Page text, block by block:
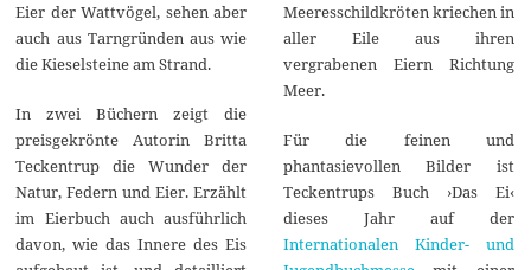
Eier der Wattvögel, sehen aber
auch aus Tarngründen aus wie
die Kieselsteine am Strand.
In zwei Büchern zeigt die
preisgekrönte Autorin Britta
Teckentrup die Wunder der
Natur, Federn und Eier. Erzählt
im Eierbuch auch ausführlich
davon, wie das Innere des Eis
Meeresschildkröten kriechen in
aller Eile aus ihren
vergrabenen Eiern Richtung
Meer.
Für die feinen und
phantasievollen Bilder ist
Teckentrups Buch ›Das Ei‹
dieses Jahr auf der
Internationalen Kinder- und